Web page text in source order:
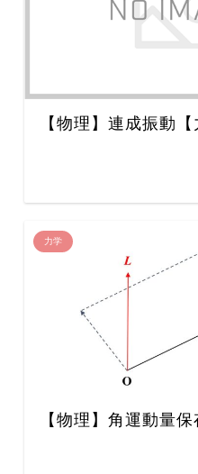
【物理】連成振動【
力学
【物理】角運動量保